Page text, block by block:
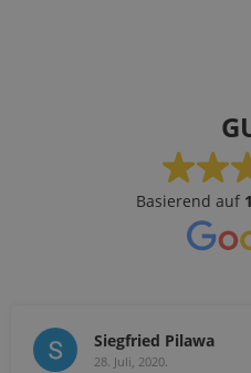
Basierend auf
Siegfried Pilawa
28. Juli, 2020.